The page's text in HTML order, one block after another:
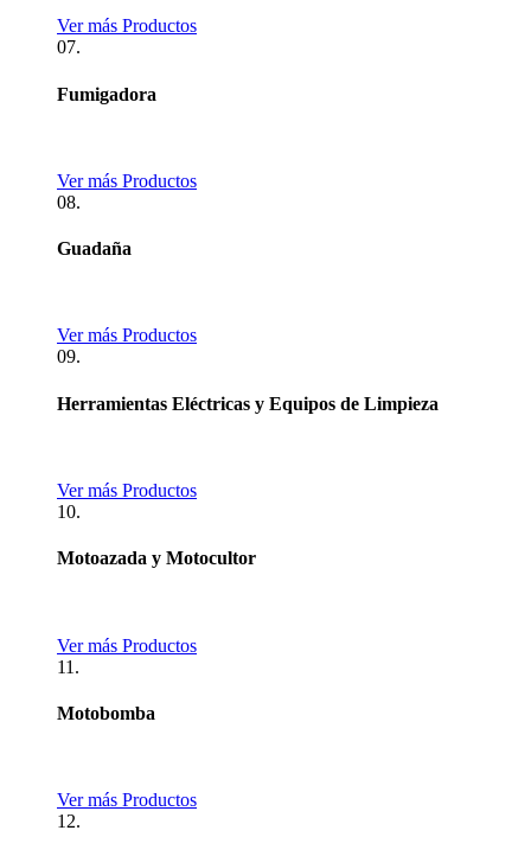
Ver más Productos
07.
Fumigadora
Ver más Productos
08.
Guadaña
Ver más Productos
09.
Herramientas Eléctricas y Equipos de Limpieza
Ver más Productos
10.
Motoazada y Motocultor
Ver más Productos
11.
Motobomba
Ver más Productos
12.